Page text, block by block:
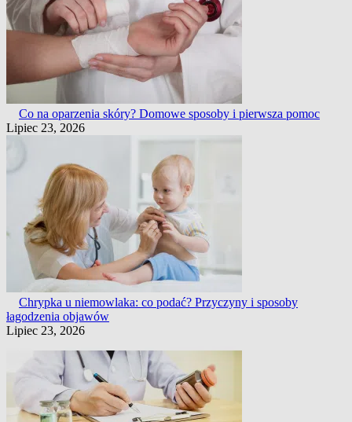
Co na oparzenia skóry? Domowe sposoby i pierwsza pomoc
Lipiec 23, 2026
Chrypka u niemowlaka: co podać? Przyczyny i sposoby
łagodzenia objawów
Lipiec 23, 2026